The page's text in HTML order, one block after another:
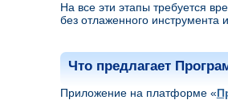
На все эти этапы требуется
без отлаженного инструмента
Что предлагает
Приложение на платформе «